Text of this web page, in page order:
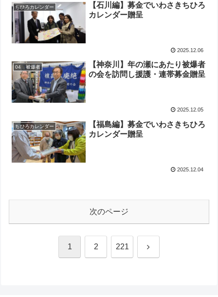
ちひろカレンダー
【石川編】募金でいわさきちひろ
カレンダー贈呈
2025.12.06
04 被爆者
【神奈川】年の瀬にあたり被爆者
の会を訪問し援護・連帯募金贈呈
2025.12.05
ちひろカレンダー
【福島編】募金でいわさきちひろ
カレンダー贈呈
2025.12.04
次のページ
1 2 221 次